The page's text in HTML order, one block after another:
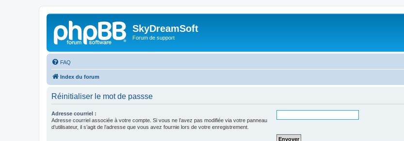
SkyDreamSoft
Forum de support
FAQ
Index du forum
Réinitialiser le mot de passse
Adresse courriel :
Adresse courriel associée à votre compte. Si vous ne l’avez pas modifiée via votre panneau
d’utilisateur, il s’agit de l’adresse que vous avez fournie lors de votre enregistrement.